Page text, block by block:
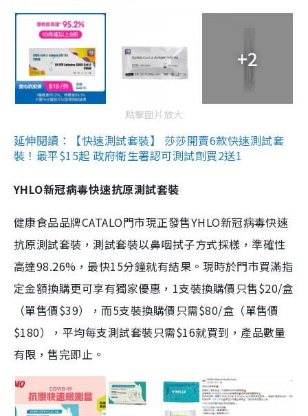
+2
點擊圖片放大
延伸閱讀：【快速測試套裝】 莎莎開賣6款快速測試套
裝！最平$15起 政府衛生署認可測試劑買2送1
YHLO新冠病毒快速抗原測試套裝
健康食品品牌CATALO門市現正發售YHLO新冠病毒快速
抗原測試套裝，測試套裝以鼻咽拭子方式採樣，準確性
高達98.26%，最快15分鐘就有結果。現時於門市買滿指
定金額換購更可享有獨家優惠，1支裝換購價只售$20/盒
（單售價$39），而5支裝換購價只需$80/盒（單售價
$180），平均每支測試套裝只需$16就買到，產品數量
有限，售完即止。